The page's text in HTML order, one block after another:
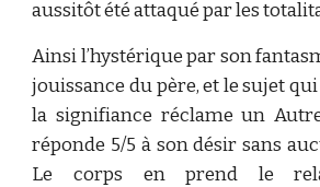
aussitôt été attaqué par les
Ainsi l’hystérique par son
jouissance du père, et le sujet
la signifiance réclame un
réponde 5/5 à son désir sans
Le corps en prend le